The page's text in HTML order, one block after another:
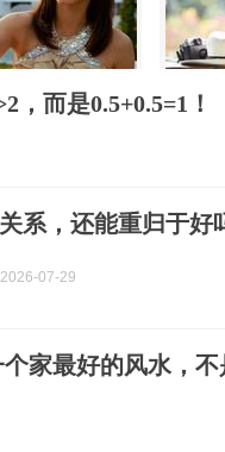
，而是0.5+0.5=1！
系，还能重归于好
07-29
家最好的风水，